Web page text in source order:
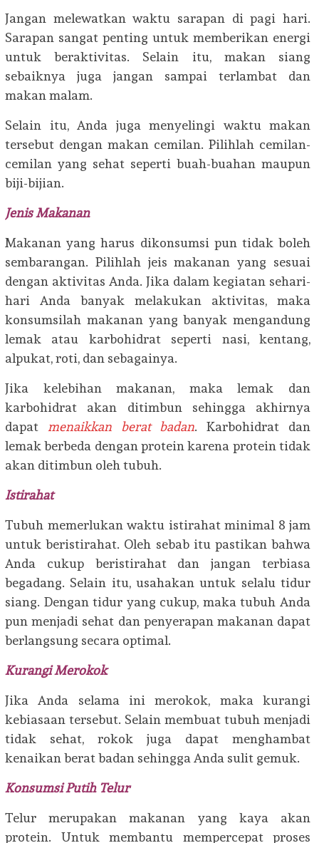
Jangan melewatkan waktu sarapan di pagi hari.
Sarapan sangat penting untuk memberikan energi
untuk beraktivitas. Selain itu, makan siang
sebaiknya juga jangan sampai terlambat dan
makan malam.
Selain itu, Anda juga menyelingi waktu makan
tersebut dengan makan cemilan. Pilihlah cemilan-
cemilan yang sehat seperti buah-buahan maupun
biji-bijian.
Jenis Makanan
Makanan yang harus dikonsumsi pun tidak boleh
sembarangan. Pilihlah jeis makanan yang sesuai
dengan aktivitas Anda. Jika dalam kegiatan sehari-
hari Anda banyak melakukan aktivitas, maka
konsumsilah makanan yang banyak mengandung
lemak atau karbohidrat seperti nasi, kentang,
alpukat, roti, dan sebagainya.
Jika kelebihan makanan, maka lemak dan
karbohidrat akan ditimbun sehingga akhirnya
dapat
menaikkan berat badan. Karbohidrat dan
lemak berbeda dengan protein karena protein tidak
akan ditimbun oleh tubuh.
Istirahat
Tubuh memerlukan waktu istirahat minimal 8 jam
untuk beristirahat. Oleh sebab itu pastikan bahwa
Anda cukup beristirahat dan jangan terbiasa
begadang. Selain itu, usahakan untuk selalu tidur
siang. Dengan tidur yang cukup, maka tubuh Anda
pun menjadi sehat dan penyerapan makanan dapat
berlangsung secara optimal.
Kurangi Merokok
Jika Anda selama ini merokok, maka kurangi
kebiasaan tersebut. Selain membuat tubuh menjadi
tidak sehat, rokok juga dapat menghambat
kenaikan berat badan sehingga Anda sulit gemuk.
Konsumsi Putih Telur
Telur merupakan makanan yang kaya akan
protein. Untuk membantu mempercepat proses